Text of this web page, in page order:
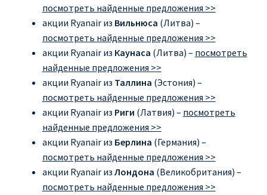
посмотреть найденные предложения >>
акции Ryanair из Вильнюса (Литва) –
посмотреть найденные предложения >>
акции Ryanair из Каунаса (Литва) – посмотреть
найденные предложения >>
акции Ryanair из Таллина (Эстония) –
посмотреть найденные предложения >>
акции Ryanair из Риги (Латвия) – посмотреть
найденные предложения >>
акции Ryanair из Берлина (Германия) –
посмотреть найденные предложения >>
акции Ryanair из Лондона (Великобритания) –
посмотреть найденные предложения >>